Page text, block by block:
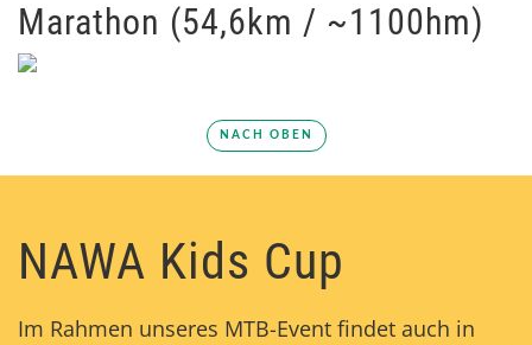
Marathon (54,6km / ~1100hm)
NACH OBEN
NAWA Kids Cup
Im Rahmen unseres MTB-Event findet auch in